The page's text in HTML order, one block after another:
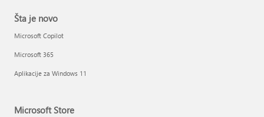
Šta je novo
Microsoft Copilot
Microsoft 365
Aplikacije za Windows 11
Microsoft Store